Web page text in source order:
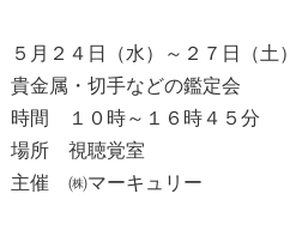
５月２４日（水）～２７日（土）
貴金属・切手などの鑑定会
時間 １０時～１６時４５分
場所 視聴覚室
主催 ㈱マーキュリー